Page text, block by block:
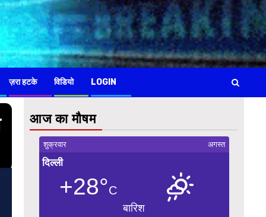
ज़रा हटके विडियो LOGIN
आज का मौषम
शुक्रवार अगस्त
दिल्ली
+28°C
बारिश